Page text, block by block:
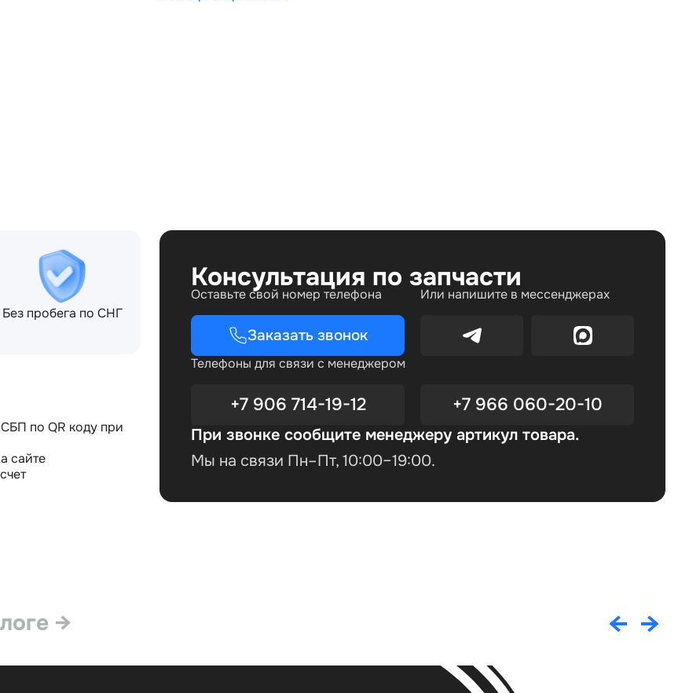
Без пробега по СНГ
по QR коду при
сайте
Консультация по запчасти
Оставьте свой номер телефона
Заказать звонок
Или напишите в мессенджерах
Телефоны для связи с менеджером
+7 906 714-19-12 +7 966 060-20-10
При звонке сообщите менеджеру артикул товара.
Мы на связи Пн–Пт, 10:00–19:00.
→